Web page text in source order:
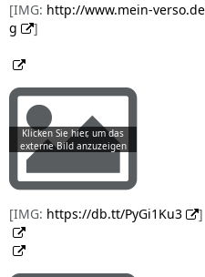
[IMG: http://www.mein-
g
]
[IMG: https://db.tt/PyGi1Ku3 ]